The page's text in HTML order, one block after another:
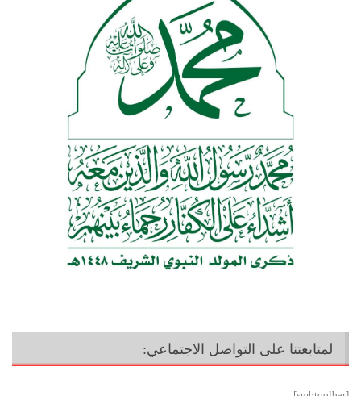
لمتابعتنا على التواصل الاجتماعي: